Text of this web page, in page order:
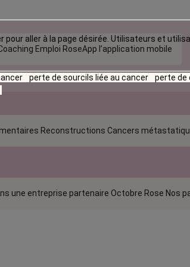
Emploi RoseApp l’application mobile
Reconstructions Cancers
une entreprise partenaire Octobre Rose Nos
aller à la page désirée. Utilisateurs et
perte de sourcils liée au cancer perte de